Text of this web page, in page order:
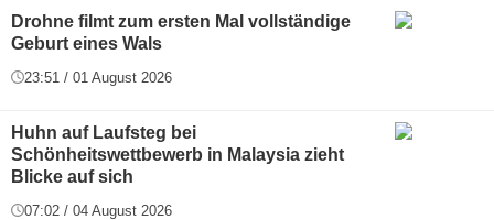
Drohne filmt zum ersten Mal vollständige
Geburt eines Wals
23:51 / 01 August 2026
Huhn auf Laufsteg bei
Schönheitswettbewerb in Malaysia zieht
Blicke auf sich
07:02 / 04 August 2026